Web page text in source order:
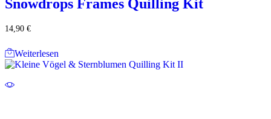
Snowdrops Frames Quilling Kit
14,90 €
Weiterlesen